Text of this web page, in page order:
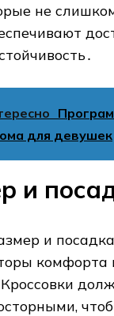
не
для девушек
и
и
комфорта
Кроссовки